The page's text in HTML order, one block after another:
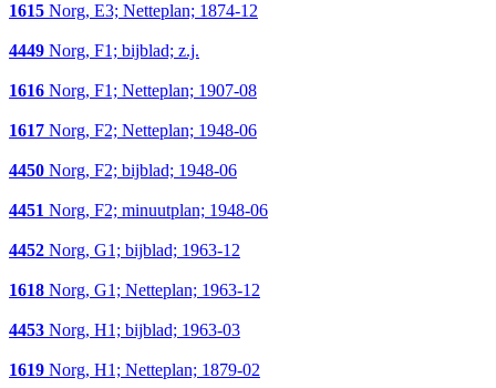
1615 Norg, E3; Netteplan; 1874-12
4449 Norg, F1; bijblad; z.j.
1616 Norg, F1; Netteplan; 1907-08
1617 Norg, F2; Netteplan; 1948-06
4450 Norg, F2; bijblad; 1948-06
4451 Norg, F2; minuutplan; 1948-06
4452 Norg, G1; bijblad; 1963-12
1618 Norg, G1; Netteplan; 1963-12
4453 Norg, H1; bijblad; 1963-03
1619 Norg, H1; Netteplan; 1879-02